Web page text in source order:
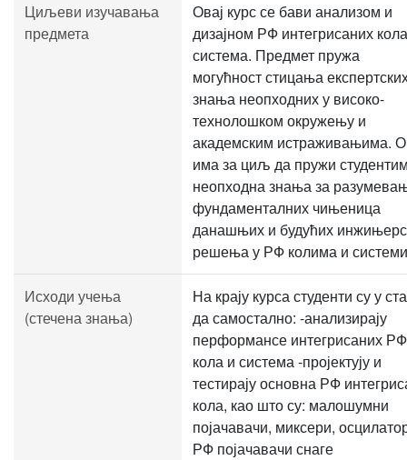
Циљеви изучавања
предмета
Овај курс се бави анализом и
дизајном РФ интегрисаних
система. Предмет пружа
могућност стицања
знања неопходних у високо-
технолошком окружењу и
академским истраживањима.
има за циљ да пружи
неопходна знања за
фундаменталних чињеница
данашњих и будућих
решења у РФ колима и
Исходи учења
(стечена знања)
На крају курса студенти су у
да самостално: -анализирају
перформансе интегрисаних РФ
кола и система -пројектују и
тестирају основна РФ
кола, као што су: малошумни
појачавачи, миксери,
РФ појачавачи снаге